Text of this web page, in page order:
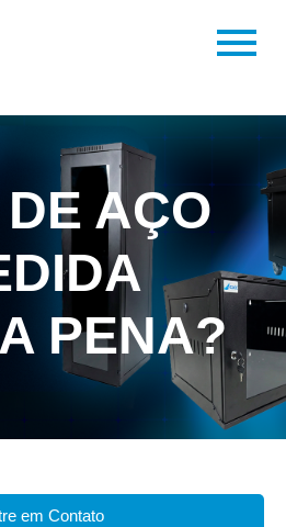
AÇO
PENA?
em Contato